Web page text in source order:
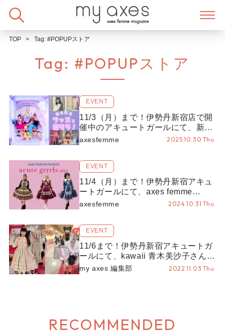
TOP Tag: #POPUPストア
Tag: #POPUPストア
EVENT
11/3（月）まで！伊勢丹新宿店で開
催中のアキュートガールにて、新ブ
ランド＆コスメを手に取れる♡
axesfemme 2025.10.30 Thu.
EVENT
11/4（月）まで！伊勢丹新宿アキュ
ートガールにて、axes femme
kawaii 限定商品や完売商品がお目見
axesfemme 2024.10.31 Thu.
EVENT
11/6まで！伊勢丹新宿アキュートガ
ールにて、kawaii 青木美沙子さん &
Fickle Bebe イケダナナさんの来店
my axes 編集部 2022.11.03 Thu.
RECOMMENDED